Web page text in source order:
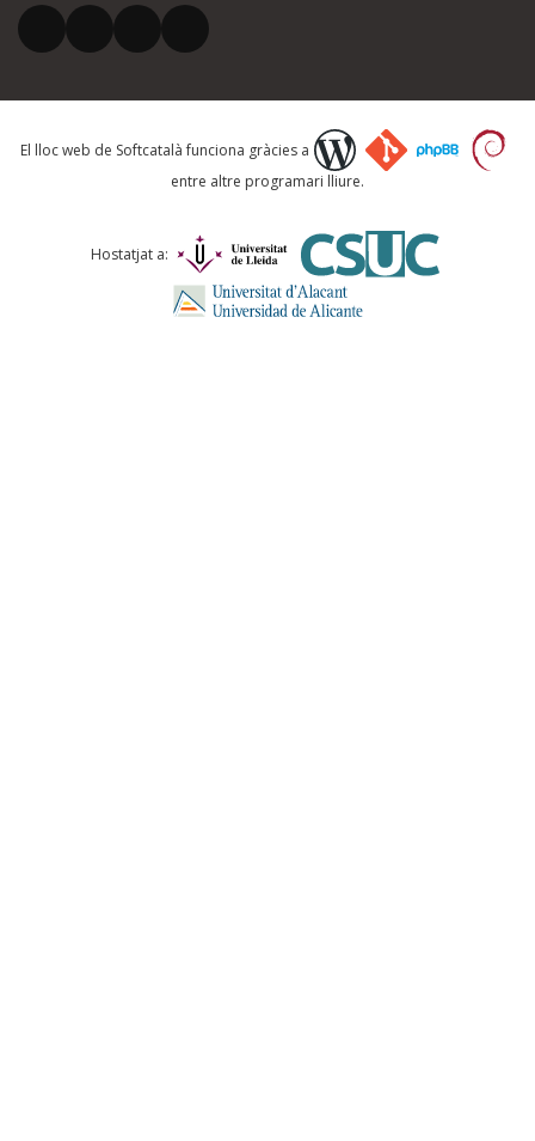
El vostre correu electrònic *
Què proposeu?
Comentari *
El lloc web de Softcatalà funciona gràcies a
entre altre programari lliure.
Hostatjat a: